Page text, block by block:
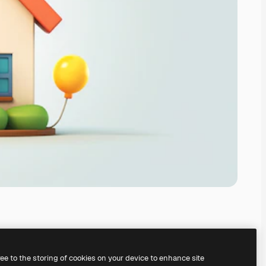
अपना खुद का बना सकते हैं।
to the storing of cookies on your device to enhance site